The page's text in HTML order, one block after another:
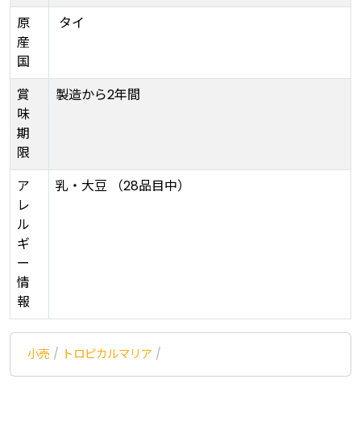
原
産
国
タイ
賞
味
期
限
製造から2年間
ア
レ
ル
ギ
ー
情
報
乳・大豆 （28品目中）
小売 / トロピカルマリア /